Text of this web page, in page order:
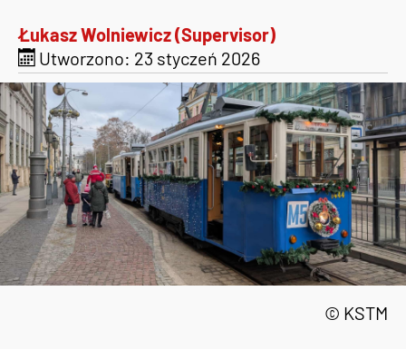
Łukasz Wolniewicz (Supervisor)
Utworzono: 23 styczeń 2026
© KSTM